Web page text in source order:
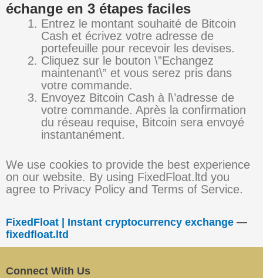
échange en 3 étapes faciles
Entrez le montant souhaité de Bitcoin
Cash et écrivez votre adresse de
portefeuille pour recevoir les devises.
Cliquez sur le bouton \”Echangez
maintenant\” et vous serez pris dans
votre commande.
Envoyez Bitcoin Cash à l\’adresse de
votre commande. Après la confirmation
du réseau requise, Bitcoin sera envoyé
instantanément.
We use cookies to provide the best experience
on our website. By using FixedFloat.ltd you
agree to Privacy Policy and Terms of Service.
FixedFloat | Instant cryptocurrency exchange —
fixedfloat.ltd
Connect With Us